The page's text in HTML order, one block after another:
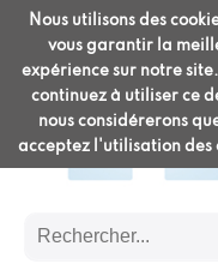
Nous utilisons des
vous garantir la
expérience sur notre site.
continuez à utiliser ce
nous considérerons
acceptez l'utilisation des